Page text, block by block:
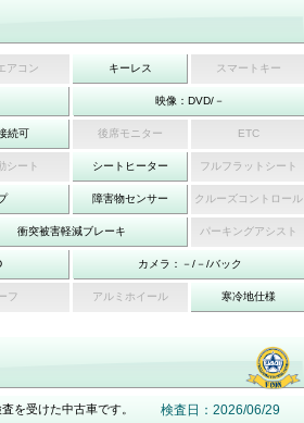
アコン キーレス スマートキー
映像：DVD/－
続可 後席モニター ETC
シート シートヒーター フルフラットシート
障害物センサー クルーズコントロール
衝突被害軽減ブレーキ パーキングアシスト
カメラ：－/－/バック
フ アルミホイール 寒冷地仕様
検査日：2026/06/29
を受けた中古車です。